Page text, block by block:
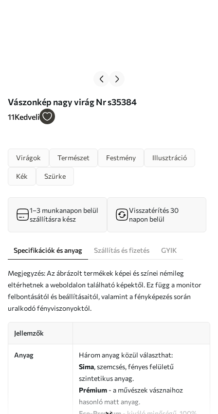
Vászonkép nagy virág Nr s35384
11Kedveli
Virágok Természet Festmény Illusztráció
Kék Szürke
1–3 munkanapon belül
szállításra kész
Visszatérítés 30
napon belül
Specifikációk és anyag Szállítás és fizetés GYIK
Megjegyzés: Az ábrázolt termékek képei és színei némileg
eltérhetnek a weboldalon található képektől. Ez függ a monitor
felbontásától és beállításaitól, valamint a fényképezés során
uralkodó fényviszonyoktól.
Jellemzők
Anyag
Három anyag közül választhat:
Sima, szemcsés, fényes felületű
szintetikus anyag.
Prémium - a művészek vásznaihoz
hasonló matt anyag.